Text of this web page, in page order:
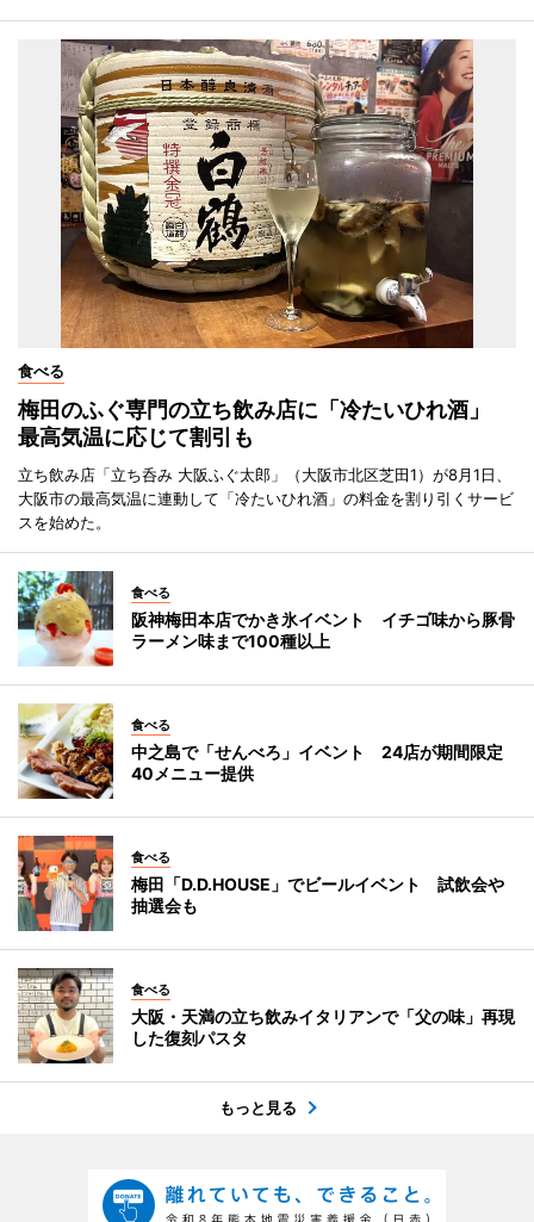
食べる
梅田のふぐ専門の立ち飲み店に「冷たいひれ酒」
最高気温に応じて割引も
立ち飲み店「立ち呑み 大阪ふぐ太郎」（大阪市北区芝田1）が8月1日、
大阪市の最高気温に連動して「冷たいひれ酒」の料金を割り引くサービ
スを始めた。
食べる
阪神梅田本店でかき氷イベント イチゴ味から豚骨
ラーメン味まで100種以上
食べる
中之島で「せんべろ」イベント 24店が期間限定
40メニュー提供
食べる
梅田「D.D.HOUSE」でビールイベント 試飲会や
抽選会も
食べる
大阪・天満の立ち飲みイタリアンで「父の味」再現
した復刻パスタ
もっと見る